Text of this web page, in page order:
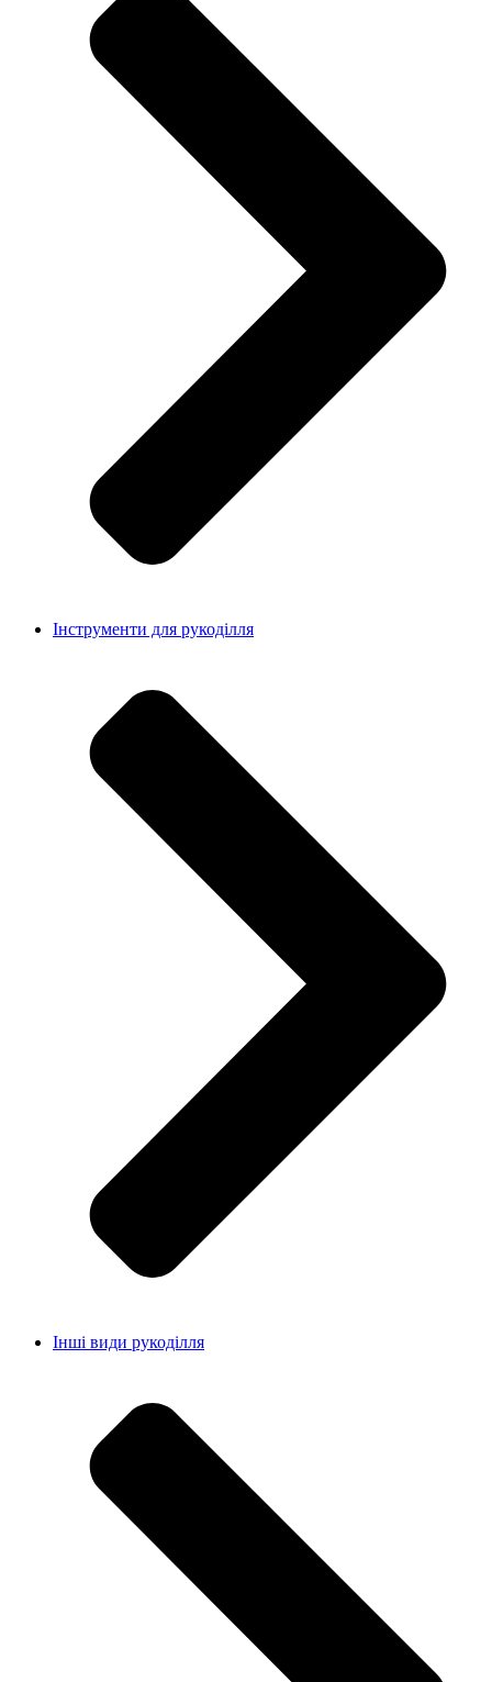
Інструменти для рукоділля
Інші види рукоділля